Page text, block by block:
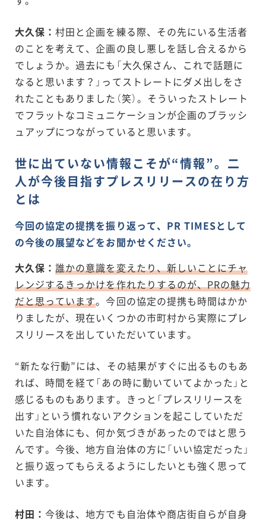
大久保：村田と企画を練る際、その先にいる生活者
のことを考えて、企画の良し悪しを話し合えるから
でしょうか。過去にも「大久保さん、これで話題に
なると思います？」ってストレートにダメ出しをさ
れたこともありました（笑）。そういったストレート
でフラットなコミュニケーションが企画のブラッシ
ュアップにつながっていると思います。
世に出ていない情報こそが“情報”。二
人が今後目指すプレスリリースの在り方
とは
今回の協定の提携を振り返って、PR TIMESとして
の今後の展望などをお聞かせください。
大久保：誰かの意識を変えたり、新しいことにチャ
レンジするきっかけを作れたりするのが、PRの魅力
だと思っています。今回の協定の提携も時間はかか
りましたが、現在いくつかの市町村から実際にプレ
スリリースを出していただいています。
“新たな行動”には、その結果がすぐに出るものもあ
れば、時間を経て「あの時に動いていてよかった」と
感じるものもあります。きっと「プレスリリースを
出す」という慣れないアクションを起こしていただ
いた自治体にも、何か気づきがあったのではと思う
んです。今後、地方自治体の方に「いい協定だった」
と振り返ってもらえるようにしたいとも強く思って
います。
村田： 今後は、地方でも自治体や商店街自らが自身